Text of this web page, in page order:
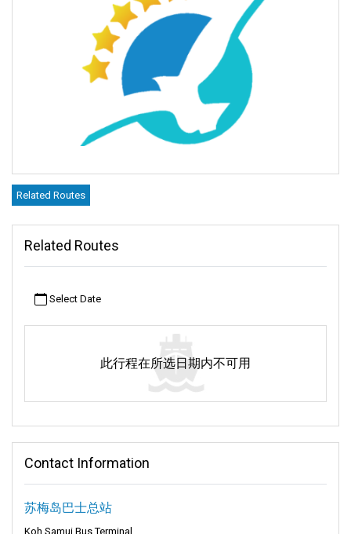
Related Routes
Related Routes
Select Date
此行程在所选日期内不可用
Contact Information
苏梅岛巴士总站
Koh Samui Bus Terminal